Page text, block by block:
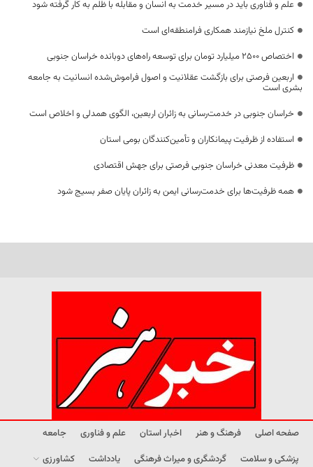
علم و فناوری باید در مسیر خدمت به انسان و مقابله با ظلم به کار گرفته شود
کنترل ملخ نیازمند همکاری فرامنطقه‌ای است
اختصاص 2500 میلیارد تومان برای توسعه راه‌های دوبانده خراسان جنوبی
اربعین فرصتی برای بازگشت عقلانیت و اصول فراموش‌شده انسانیت به جامعه
بشری است
خراسان جنوبی در خدمت‌رسانی به زائران اربعین، الگوی همدلی و اخلاص است
استفاده از ظرفیت پیمانکاران و تأمین‌کنندگان بومی استان
ظرفیت معدنی خراسان جنوبی فرصتی برای جهش اقتصادی
همه ظرفیت‌ها برای خدمت‌رسانی ایمن به زائران پایان صفر بسیج شود
صفحه اصلی فرهنگ و هنر اخبار استان علم و فناوری
جامعه
پزشکی و سلامت
گردشگری و میراث فرهنگی یادداشت
کشاورزی